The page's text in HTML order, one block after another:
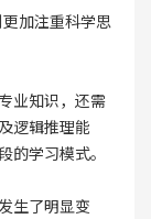
加注重科学思
业知识，还需
逻辑推理能
的学习模式。
生了明显变